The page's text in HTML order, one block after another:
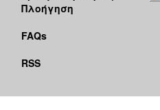
Πλοήγηση
FAQs
RSS